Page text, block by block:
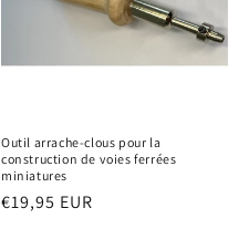
Outil arrache-clous pour la
construction de voies ferrées
miniatures
Prix
€19,95 EUR